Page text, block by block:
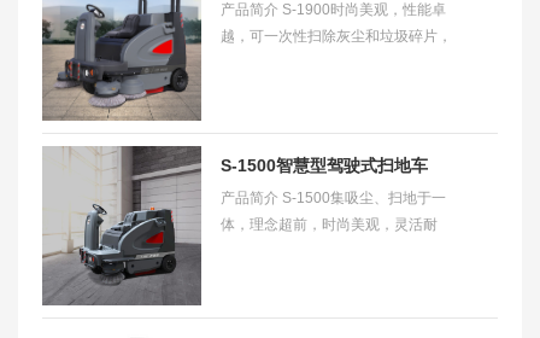
【领路者】
产品简介 S-1900时尚美观，性能卓
越，可一次性扫除灰尘和垃圾碎片，
S-1500智慧型驾驶式扫地车
【开路者】
产品简介 S-1500集吸尘、扫地于一
体，理念超前，时尚美观，灵活耐